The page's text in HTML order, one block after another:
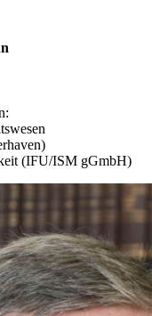
(IFU/ISM gGmbH)